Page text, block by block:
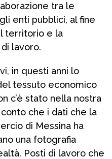
tra le
enti pubblici, al fine
territorio e la
lavoro.
in questi anni lo
tessuto economico
c’è stato nella nostra
che i dati che la
di Messina ha
una fotografia
Posti di lavoro che